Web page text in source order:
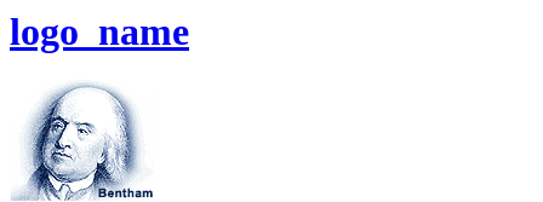
logo_name